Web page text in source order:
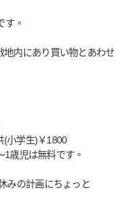
す。
内にあり買い物とあわせ
学生)￥1800
は無料です。
みの計画にちょっと